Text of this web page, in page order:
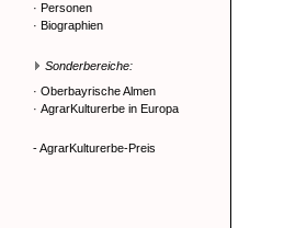
· Personen
· Biographien
Sonderbereiche:
· Oberbayrische Almen
· AgrarKulturerbe in Europa
- AgrarKulturerbe-Preis